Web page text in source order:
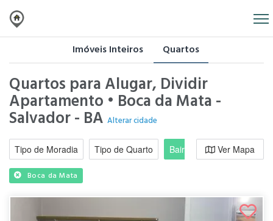
Imóveis Inteiros Quartos
Quartos para Alugar, Dividir
Apartamento • Boca da Mata -
Salvador - BA Alterar cidade
Tipo de Moradia Tipo de Quarto Bairro / RegiãoVer Mapa
Boca da Mata